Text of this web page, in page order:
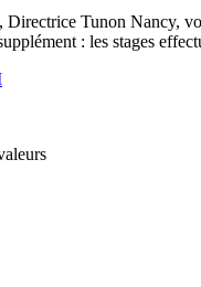
Tunon Nancy,
: les stages